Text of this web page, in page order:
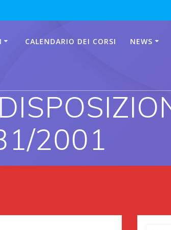
CALENDARIO DEI CORSI NEWS
2001